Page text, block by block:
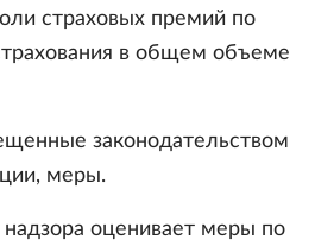
страховых премий по
в общем объеме
законодательством
меры.
надзора оценивает меры по